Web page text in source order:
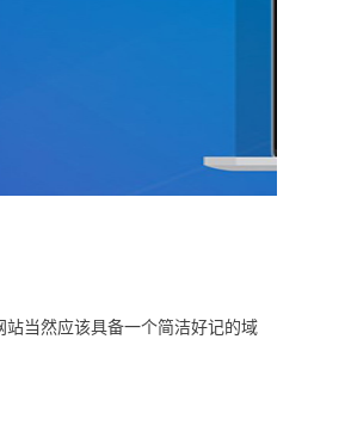
当然应该具备一个简洁好记的域